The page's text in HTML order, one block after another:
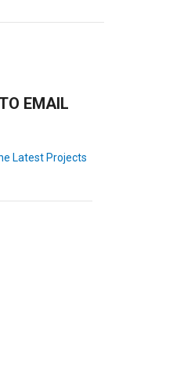
EMAIL
Latest Projects